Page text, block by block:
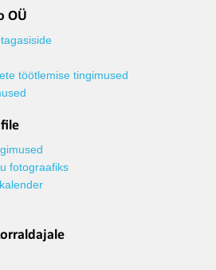
OÜ
töötlemise tingimused
fotograafiks